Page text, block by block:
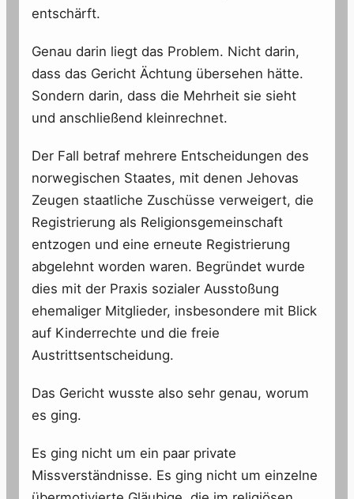
entschärft.
Genau darin liegt das Problem. Nicht darin,
dass das Gericht Ächtung übersehen hätte.
Sondern darin, dass die Mehrheit sie sieht
und anschließend kleinrechnet.
Der Fall betraf mehrere Entscheidungen des
norwegischen Staates, mit denen Jehovas
Zeugen staatliche Zuschüsse verweigert, die
Registrierung als Religionsgemeinschaft
entzogen und eine erneute Registrierung
abgelehnt worden waren. Begründet wurde
dies mit der Praxis sozialer Ausstoßung
ehemaliger Mitglieder, insbesondere mit Blick
auf Kinderrechte und die freie
Austrittsentscheidung.
Das Gericht wusste also sehr genau, worum
es ging.
Es ging nicht um ein paar private
Missverständnisse. Es ging nicht um einzelne